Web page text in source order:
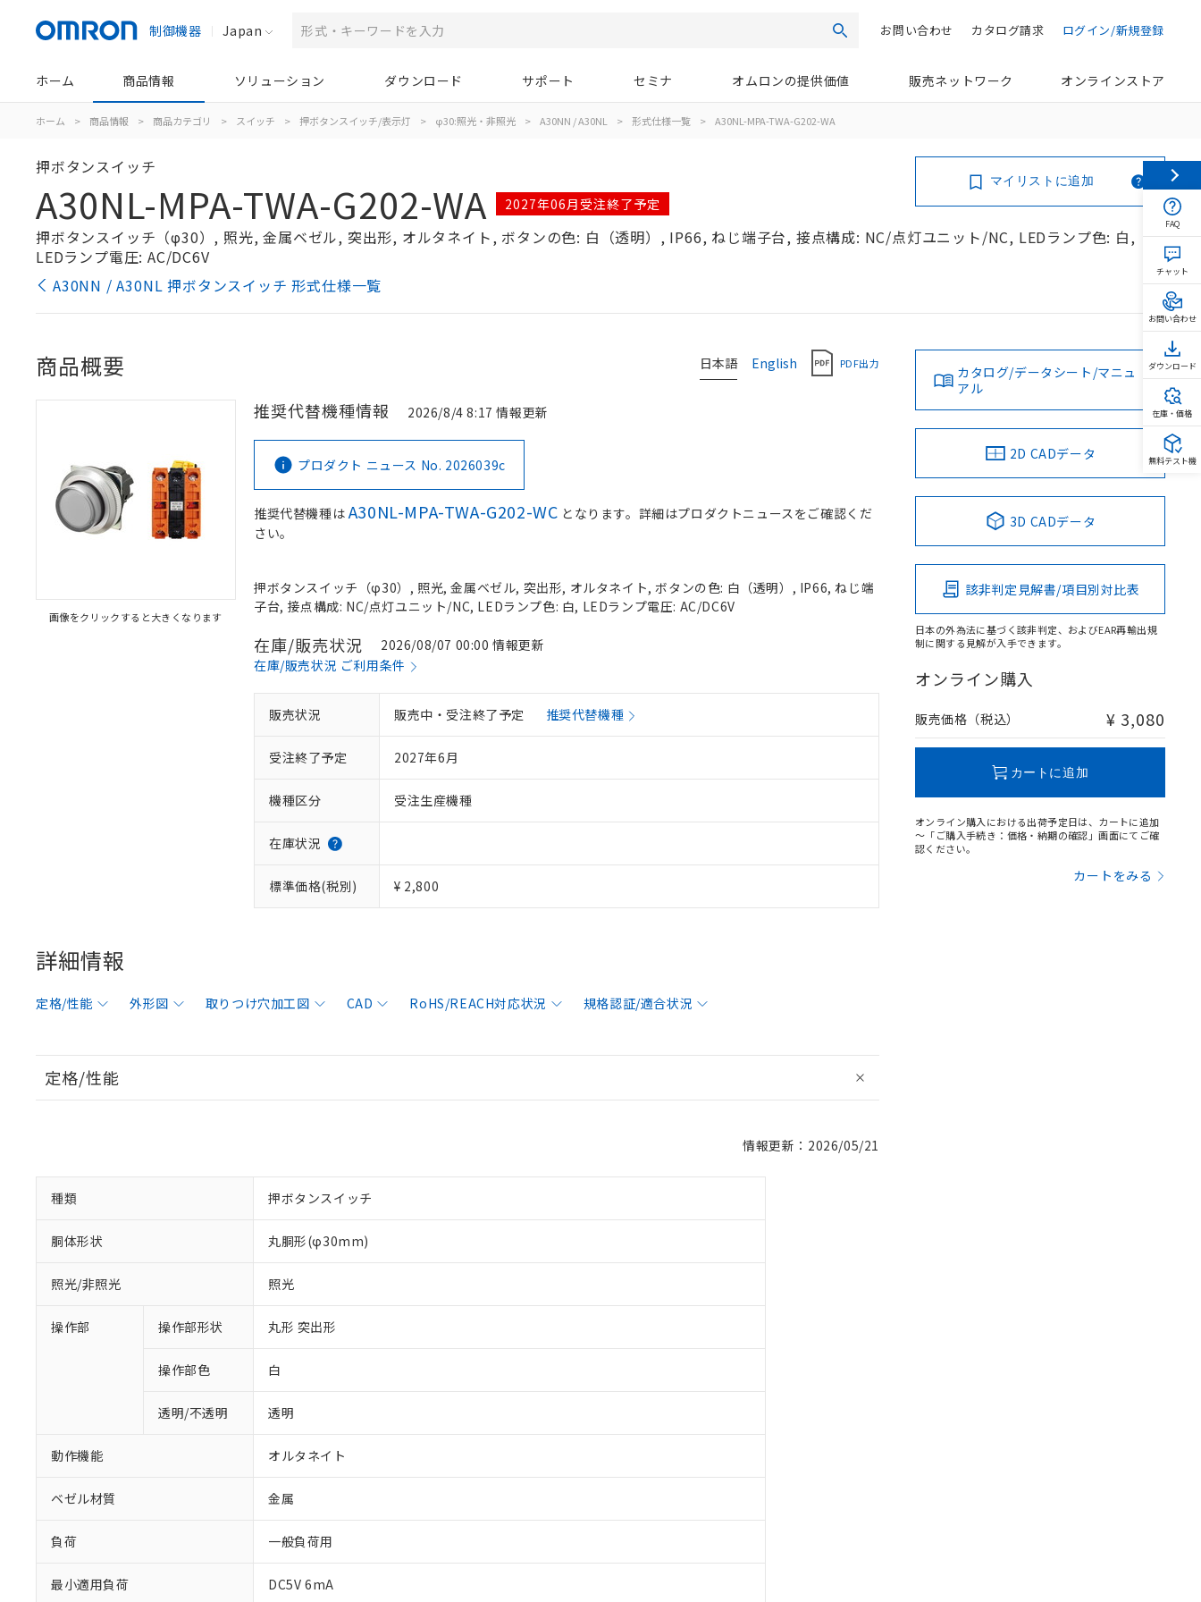
制御機器 Japan 検索 ログイン/新規登録
カタログ請求
お問い合わせ
ホーム 商品情報 ソリューション ダウンロード サポート セミナ オムロンの提供価値 販売ネットワーク オンラインストア
ホーム > 商品情報 > 商品カテゴリ > スイッチ > 押ボタンスイッチ/表示灯 > φ30:照光・非照光 > A30NN / A30NL > 形式仕様一覧 > A30NL-MPA-TWA-G202-WA
押ボタンスイッチ
A30NL-MPA-TWA-G202-WA 2027年06月受注終了予定
押ボタンスイッチ（φ30）, 照光, 金属ベゼル, 突出形, オルタネイト, ボタンの色: 白（透明）, IP66, ねじ端子台, 接点構成: NC/点灯ユニット/NC, LEDランプ色: 白,
LEDランプ電圧: AC/DC6V
A30NN / A30NL 押ボタンスイッチ 形式仕様一覧
マイリストに追加
日本語 English PDF出力
商品概要
画像をクリックすると大きくなります
推奨代替機種情報 2026/8/4 8:17 情報更新
プロダクト ニュース No. 2026039c
推奨代替機種はA30NL-MPA-TWA-G202-WC となります。詳細はプロダクトニュースをご確認くだ
さい。
押ボタンスイッチ（φ30）, 照光, 金属ベゼル, 突出形, オルタネイト, ボタンの色: 白（透明）, IP66, ねじ端
子台, 接点構成: NC/点灯ユニット/NC, LEDランプ色: 白, LEDランプ電圧: AC/DC6V
在庫/販売状況
2026/08/07 00:00 情報更新
在庫/販売状況 ご利用条件
販売状況 販売中・受注終了予定 推奨代替機種
受注終了予定 2027年6月
機種区分 受注生産機種
在庫状況
標準価格(税別) ¥ 2,800
詳細情報
定格/性能 外形図 取りつけ穴加工図 CAD RoHS/REACH対応状況 規格認証/適合状況
定格/性能
情報更新：2026/05/21
種類 押ボタンスイッチ
胴体形状 丸胴形(φ30mm)
照光/非照光 照光
操作部 操作部形状 丸形 突出形
操作部色 白
透明/不透明 透明
動作機能 オルタネイト
ベゼル材質 金属
負荷 一般負荷用
最小適用負荷 DC5V 6mA
カタログ/データシート/マニュ
アル
2D CADデータ
3D CADデータ
該非判定見解書/項目別対比表
日本の外為法に基づく該非判定、およびEAR再輸出規
制に関する見解が入手できます。
オンライン購入
販売価格（税込） ¥ 3,080
カートに追加
オンライン購入における出荷予定日は、カートに追加
～「ご購入手続き：価格・納期の確認」画面にてご確
認ください。
カートをみる
※1 対応状況
FAQ
チャット
お問い合わせ
ダウンロード
在庫・価格
無料テスト機